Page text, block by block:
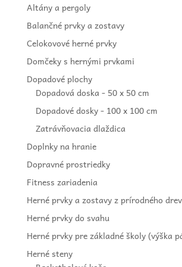
Altány a pergoly
Balančné prvky a zostavy
Celokovové herné prvky
Domčeky s hernými prvkami
Dopadové plochy
Dopadová doska - 50 x 50 cm
Dopadové dosky - 100 x 100 cm
Zatrávňovacia dlaždica
Doplnky na hranie
Dopravné prostriedky
Fitness zariadenia
Herné prvky a zostavy z prírodného
Herné prvky do svahu
Herné prvky pre základné školy (výška
Herné steny